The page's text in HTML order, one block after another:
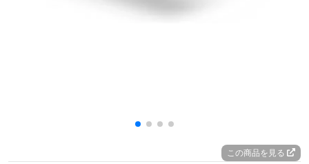
この商品を見る